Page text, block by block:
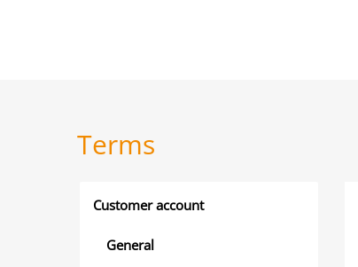
Terms
Customer account
General